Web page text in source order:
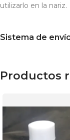
utilizarlo en la nariz.
Sistema de
Productos